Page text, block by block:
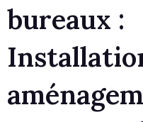
bureaux :